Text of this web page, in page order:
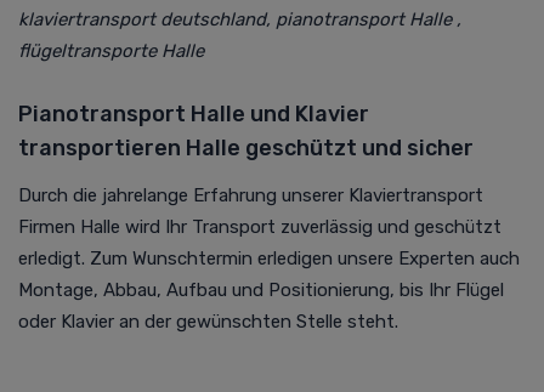
klaviertransport deutschland, pianotransport Halle ,
flügeltransporte Halle
Pianotransport Halle und Klavier
transportieren Halle geschützt und sicher
Durch die jahrelange Erfahrung unserer Klaviertransport
Firmen Halle wird Ihr Transport zuverlässig und geschützt
erledigt. Zum Wunschtermin erledigen unsere Experten auch
Montage, Abbau, Aufbau und Positionierung, bis Ihr Flügel
oder Klavier an der gewünschten Stelle steht.